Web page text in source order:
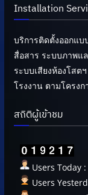
Installation
บริการติดตั้งออกแบ
สื่อสาร ระบบภาพแ
ระบบเสียงห้องโสต
โรงงาน ตามโครง
สถิติผู้เข้าชม
Users Today :
Users